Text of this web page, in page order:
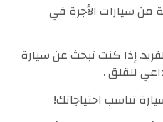
سيارات الأجرة في
إذا كنت تبحث عن سيارة
للقلق .
تناسب احتياجاتك!